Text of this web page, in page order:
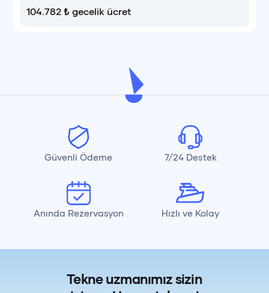
104.782 ₺ gecelik ücret
Güvenli Ödeme 7/24 Destek
Anında Rezervasyon Hızlı ve Kolay
Tekne uzmanımız sizin